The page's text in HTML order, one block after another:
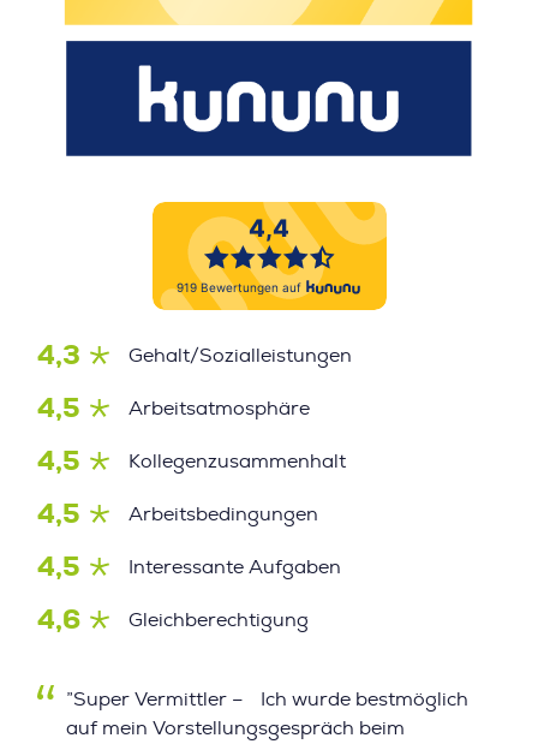
4,3 Gehalt/Sozialleistungen
4,5 Arbeitsatmosphäre
4,5 Kollegenzusammenhalt
4,5 Arbeitsbedingungen
4,5 Interessante Aufgaben
4,6 Gleichberechtigung
”Super Vermittler – Ich wurde bestmöglich
auf mein Vorstellungsgespräch beim